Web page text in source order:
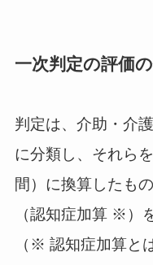
一次判定の評価
判定は、介助・介
に分類し、それら
間）に換算したも
（認知症加算 ※）
（※ 認知症加算と